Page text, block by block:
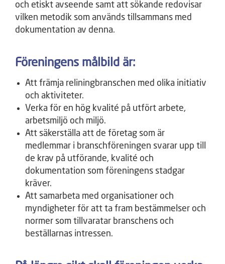
och etiskt avseende samt att sökande redovisar
vilken metodik som används tillsammans med
dokumentation av denna.
Föreningens målbild är:
Att främja reliningbranschen med olika initiativ
och aktiviteter.
Verka för en hög kvalité på utfört arbete,
arbetsmiljö och miljö.
Att säkerställa att de företag som är
medlemmar i branschföreningen svarar upp till
de krav på utförande, kvalité och
dokumentation som föreningens stadgar
kräver.
Att samarbeta med organisationer och
myndigheter för att ta fram bestämmelser och
normer som tillvaratar branschens och
beställarnas intressen.